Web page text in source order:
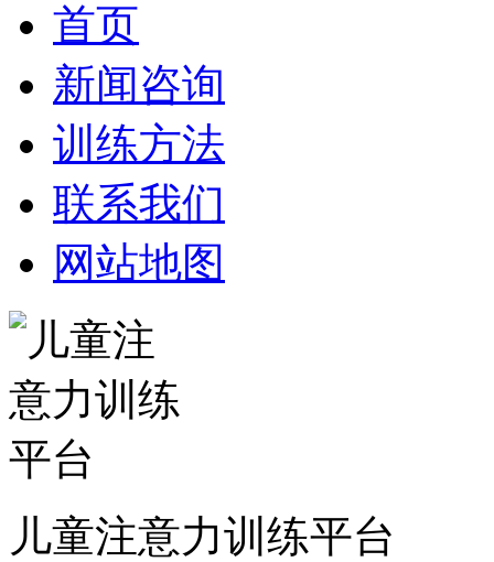
首页
新闻咨询
训练方法
联系我们
网站地图
儿童注意力训练平台